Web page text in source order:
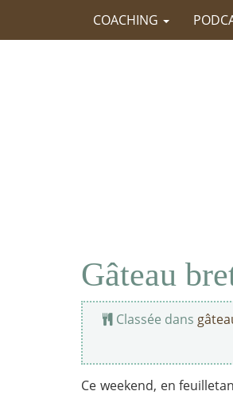
COACHING
Gâteau
Classée dans
Ce weekend, en